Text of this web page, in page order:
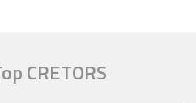
CRETORS